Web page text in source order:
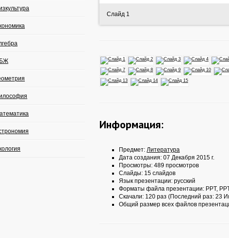
Слайд 1
Информация:
Предмет: Литература
Дата создания: 07 Декабря 2015 г.
Просмотры: 489 просмотров
Слайды: 15 слайдов
Язык презентации: русский
Форматы файла презентации: PPT,
Скачали: 120 раз (Последний раз: 23
Общий размер всех файлов